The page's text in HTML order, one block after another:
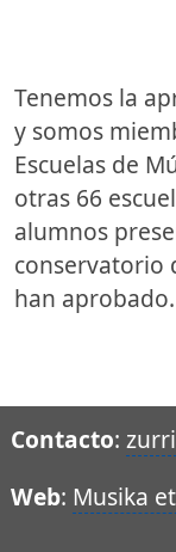
Tenemos la
y somos
Escuelas de
otras 66
alumnos
conservatorio
han aprobado.
Contacto:
Web: Musika